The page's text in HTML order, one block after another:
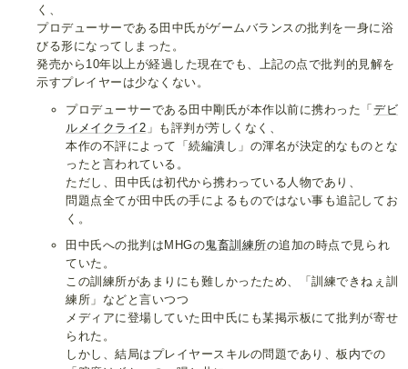
く、
プロデューサーである田中氏がゲームバランスの批判を一身に浴
びる形になってしまった。
発売から10年以上が経過した現在でも、上記の点で批判的見解を
示すプレイヤーは少なくない。
プロデューサーである田中剛氏が本作以前に携わった「デビ
ルメイクライ2 」も評判が芳しくなく、
本作の不評によって「続編潰し」の渾名が決定的なものとな
ったと言われている。
ただし、田中氏は初代から携わっている人物であり、
問題点全てが田中氏の手によるものではない事も追記してお
く。
田中氏への批判はMHGの鬼畜訓練所の追加の時点で見られ
ていた。
この訓練所があまりにも難しかったため、「訓練できねぇ訓
練所」などと言いつつ
メディアに登場していた田中氏にも某掲示板にて批判が寄せ
られた。
しかし、結局はプレイヤースキルの問題であり、板内での